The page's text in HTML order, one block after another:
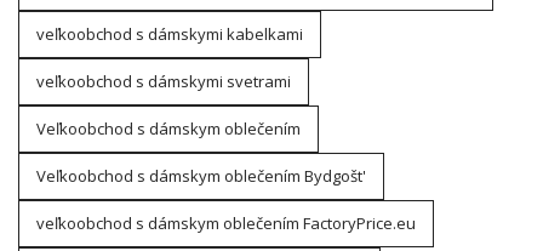
veľkoobchod s dámskymi kabelkami
veľkoobchod s dámskymi svetrami
Veľkoobchod s dámskym oblečením
Veľkoobchod s dámskym oblečením Bydgošt'
veľkoobchod s dámskym oblečením FactoryPrice.eu